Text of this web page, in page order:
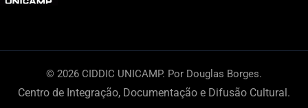
© 2026 CIDDIC UNICAMP. Por Douglas Borges.
Centro de Integração, Documentação e Difusão Cultural.